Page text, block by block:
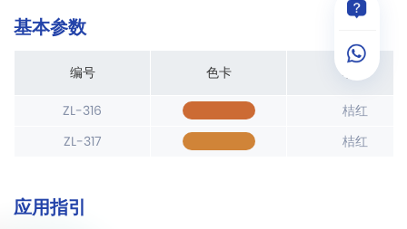
基本参数
编号 色卡 名称
ZL-316
桔红
ZL-317
桔红
应用指引